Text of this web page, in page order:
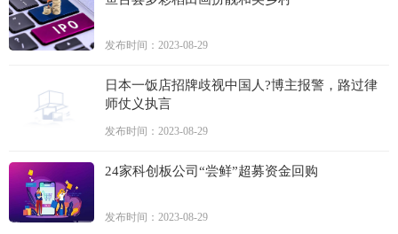
发布时间：2023-08-29
日本一饭店招牌歧视中国人?博主报警，路过律
师仗义执言
发布时间：2023-08-29
24家科创板公司“尝鲜”超募资金回购
发布时间：2023-08-29